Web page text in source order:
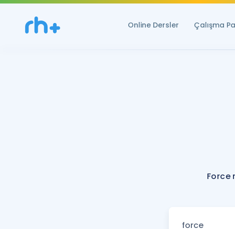
Online Dersler Çalışma
Force